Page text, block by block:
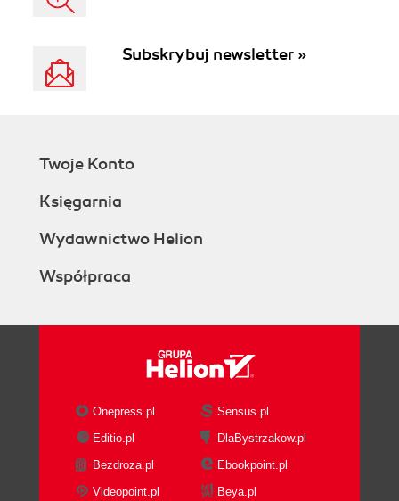
Subskrybuj newsletter »
Twoje Konto
Księgarnia
Wydawnictwo Helion
Współpraca
Onepress.pl
Sensus.pl
Editio.pl
DlaBystrzakow.pl
Bezdroza.pl
Ebookpoint.pl
Videopoint.pl
Beya.pl